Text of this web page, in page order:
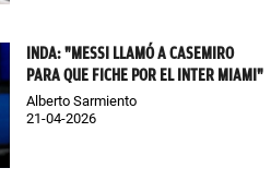
INDA: "MESSI LLAMÓ A CASEMIRO
PARA QUE FICHE POR EL INTER MIAMI"
Alberto Sarmiento
21-04-2026